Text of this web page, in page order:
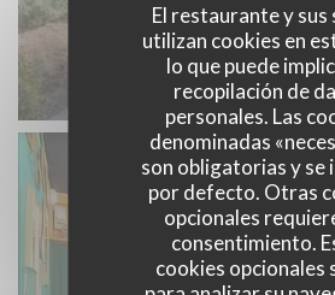
El restaurante y sus
utilizan cookies en
lo que puede
recopilación de
personales. Las
denominadas
son obligatorias y se
por defecto. Otras
opcionales
consentimiento.
cookies opcionales